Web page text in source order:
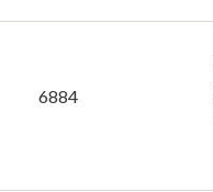
6884